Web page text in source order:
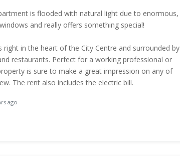
is flooded with natural light due to enormous,
and really offers something special!
right in the heart of the City Centre and surrounded by
restaurants. Perfect for a working professional or
is sure to make a great impression on any of
The rent also includes the electric bill.
ago